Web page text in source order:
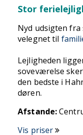
Stor
Nyd udsigten
velegnet til
Lejligheden
soveværelse
den bedste i
døren.
Afstande:
Vis priser